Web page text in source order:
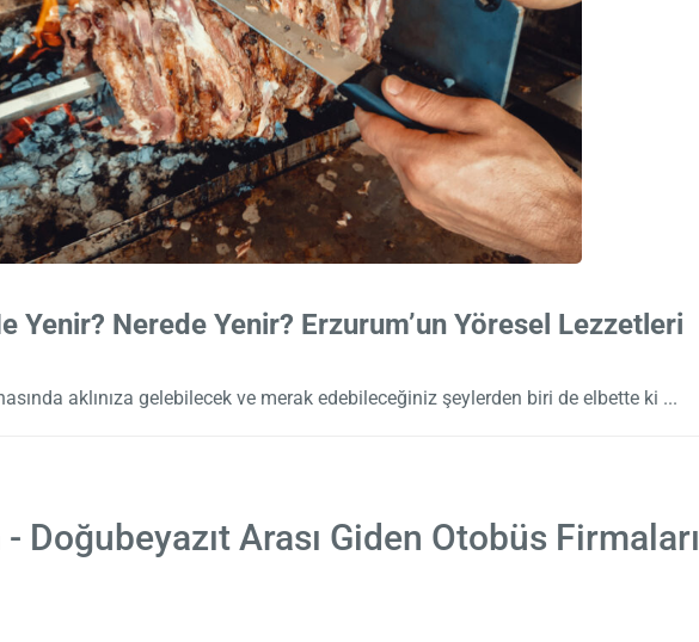
Yenir? Nerede Yenir? Erzurum’un Yöresel Lezzetleri
aklınıza gelebilecek ve merak edebileceğiniz şeylerden biri de elbette ki
Doğubeyazıt Arası Giden Otobüs Firmaları